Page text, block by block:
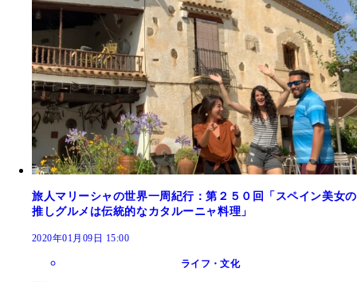
旅人マリーシャの世界一周紀行：第２５０回「スペイン美女の
推しグルメは伝統的なカタルーニャ料理」
2020年01月09日 15:00
ライフ・文化